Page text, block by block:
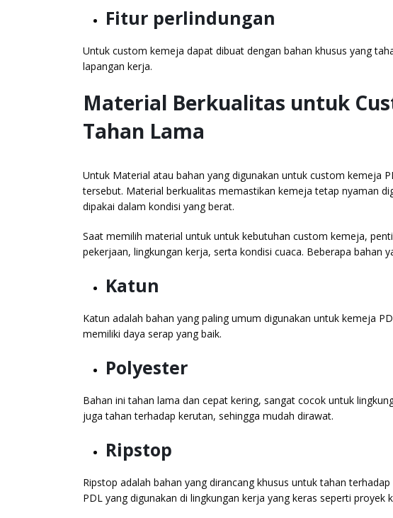
Fitur perlindungan
Untuk custom kemeja dapat dibuat dengan bahan khusus yang
lapangan kerja.
Material Berkualitas untuk
Tahan Lama
Untuk Material atau bahan yang digunakan untuk custom kemeja
tersebut. Material berkualitas memastikan kemeja tetap nyaman
dipakai dalam kondisi yang berat.
Saat memilih material untuk untuk kebutuhan custom kemeja,
pekerjaan, lingkungan kerja, serta kondisi cuaca. Beberapa bahan
Katun
Katun adalah bahan yang paling umum digunakan untuk kemeja
memiliki daya serap yang baik.
Polyester
Bahan ini tahan lama dan cepat kering, sangat cocok untuk
juga tahan terhadap kerutan, sehingga mudah dirawat.
Ripstop
Ripstop adalah bahan yang dirancang khusus untuk tahan
PDL yang digunakan di lingkungan kerja yang keras seperti proyek